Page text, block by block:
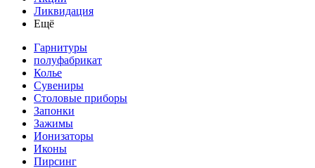
Ликвидация
Ещё
Гарнитуры
полуфабрикат
Колье
Сувениры
Столовые приборы
Запонки
Зажимы
Ионизаторы
Иконы
Пирсинг